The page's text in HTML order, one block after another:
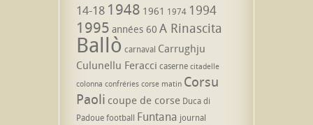
14-18 1948 1961 1974 1994
1995 années 60 A Rinascita
Ballò carnaval Carrughju
Culunellu Feracci caserne citadelle
colonna confréries corse matin Corsu
Paoli coupe de corse Duca di
Padouefootball Funtana journal